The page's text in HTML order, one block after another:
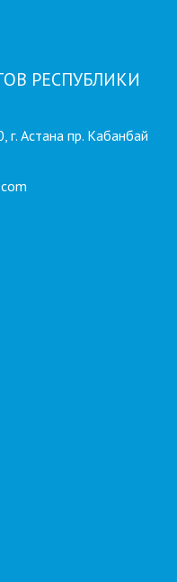
РЕСПУБЛИКИ
г. Астана пр. Кабанбай